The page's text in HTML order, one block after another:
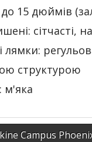
15 дюймів
сітчасті,
лямки:
структурою
м'яка
Campus